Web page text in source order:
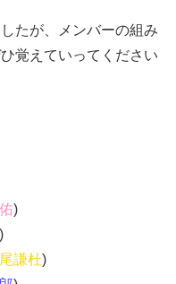
たが、メンバーの組み
覚えていってください
)
)
謙杜)